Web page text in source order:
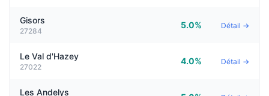
Gisors
27284
5.0% Détail →
Le Val d'Hazey
27022
4.0% Détail →
Les Andelys